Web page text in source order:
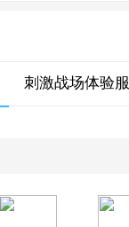
刺激战场体验服